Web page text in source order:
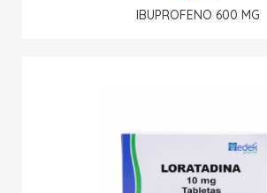
IBUPROFENO 600 MG